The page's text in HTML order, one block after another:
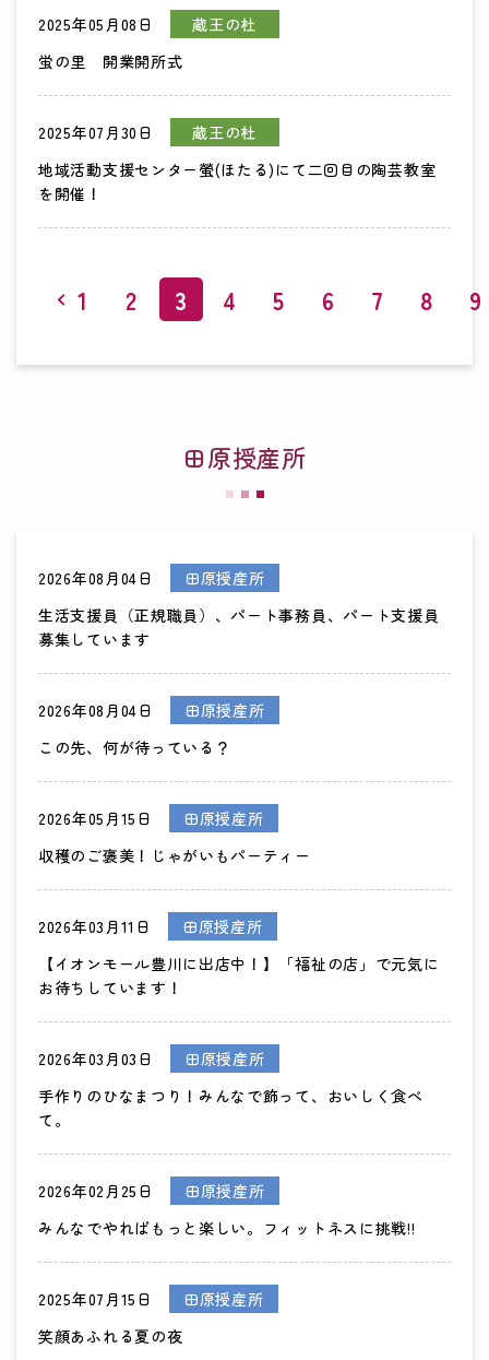
2025年05月08日
蔵王の杜
蛍の里 開業開所式
2025年07月30日
蔵王の杜
地域活動支援センター螢(ほたる)にて二回目の陶芸教室
を開催！
1 2 3 4 5 6 7 8 9
田原授産所
2026年08月04日
田原授産所
生活支援員（正規職員）、パート事務員、パート支援員
募集しています
2026年08月04日
田原授産所
この先、何が待っている？
2026年05月15日
田原授産所
収穫のご褒美！じゃがいもパーティー
2026年03月11日
田原授産所
【イオンモール豊川に出店中！】「福祉の店」で元気に
お待ちしています！
2026年03月03日
田原授産所
手作りのひなまつり！みんなで飾って、おいしく食べ
て。
2026年02月25日
田原授産所
みんなでやればもっと楽しい。フィットネスに挑戦!!
2025年07月15日
田原授産所
笑顔あふれる夏の夜